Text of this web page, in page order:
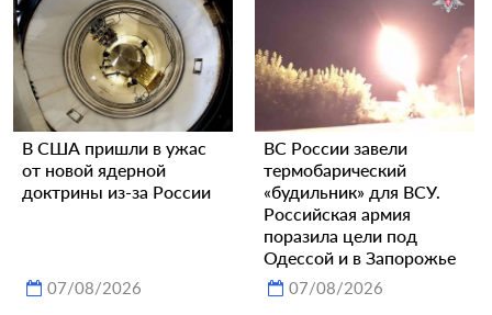
В США пришли в ужас
от новой ядерной
доктрины из-за России
07/08/2026
ВС России завели
термобарический
«будильник» для ВСУ.
Российская армия
поразила цели под
Одессой и в Запорожье
07/08/2026